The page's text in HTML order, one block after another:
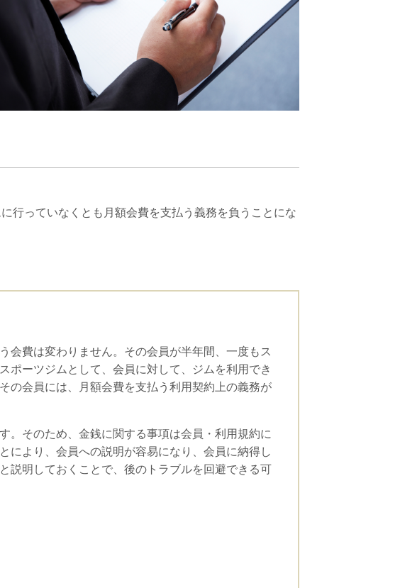
行っていなくとも月額会費を支払う義務を負うことにな
費は変わりません。その会員が半年間、一度もス
ポーツジムとして、会員に対して、ジムを利用でき
の会員には、月額会費を支払う利用契約上の義務が
そのため、金銭に関する事項は会員・利用規約に
により、会員への説明が容易になり、会員に納得し
説明しておくことで、後のトラブルを回避できる可